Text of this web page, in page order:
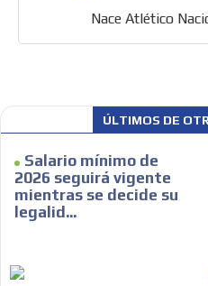
Nace Atlético
ÚLTIMOS DE
Salario mínimo de
2026 seguirá vigente
mientras se decide su
legalid...